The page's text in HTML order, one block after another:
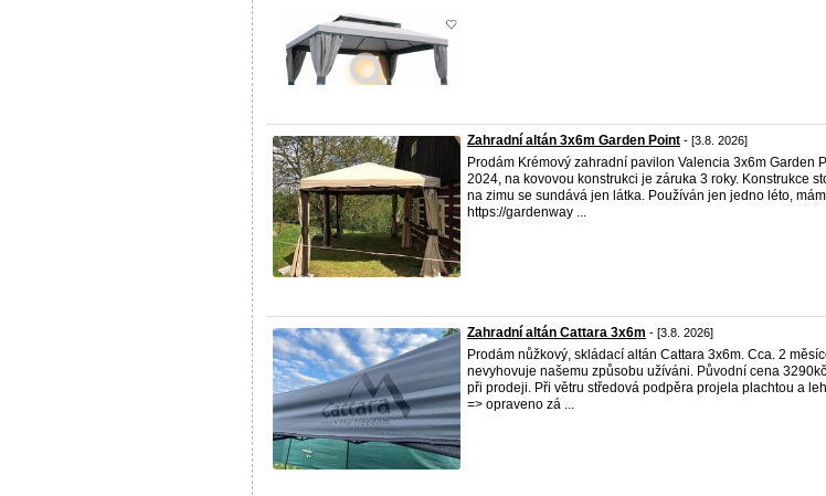
Zahradní altán 3x6m Garden Point - [3.8. 2026]
Prodám Krémový zahradní pavilon Valencia 3x6m Garden
2024, na kovovou konstrukci je záruka 3 roky. Konstrukce
na zimu se sundává jen látka. Používán jen jedno léto,
https://gardenway ...
Zahradní altán Cattara 3x6m - [3.8. 2026]
Prodám nůžkový, skládací altán Cattara 3x6m. Cca. 2
nevyhovuje našemu způsobu užíváni. Původní cena
při prodeji. Při větru středová podpěra projela plachtou a
=> opraveno zá ...